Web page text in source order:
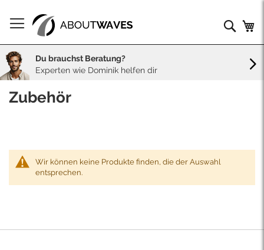
zum
Inhalt
Du brauchst Beratung?
Experten wie Dominik helfen dir
Zubehör
Wir können keine Produkte finden, die der Auswahl
entsprechen.